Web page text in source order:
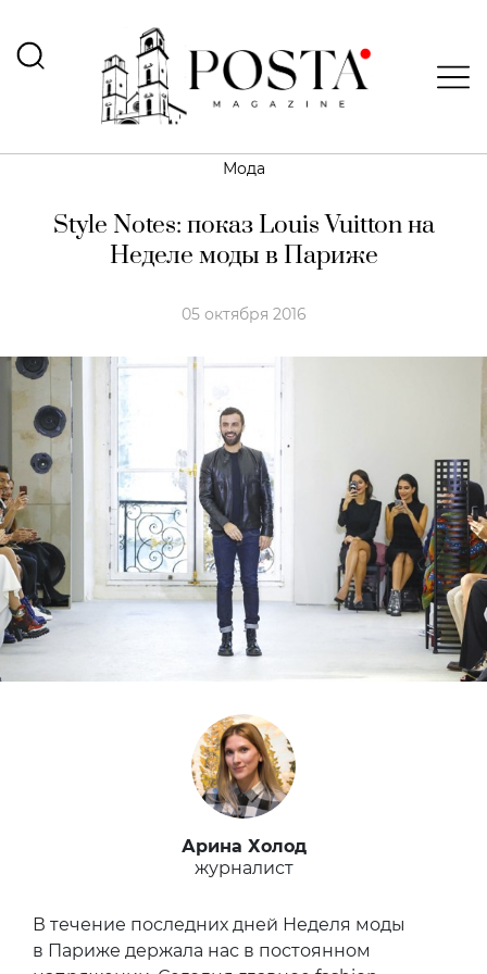
Мода
Style Notes: показ Louis Vuitton на
Неделе моды в Париже
05 октября 2016
Арина Холод
журналист
В течение последних дней Неделя моды
в Париже держала нас в постоянном